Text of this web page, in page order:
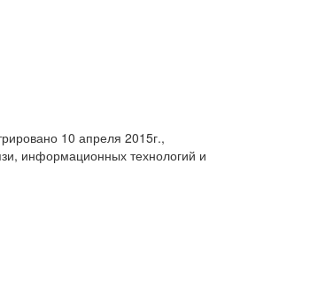
10 апреля 2015г.,
информационных технологий и